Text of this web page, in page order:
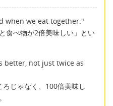
when we eat together."
食べ物が2倍美味しい」とい
better, not just twice as
じゃなく、100倍美味し